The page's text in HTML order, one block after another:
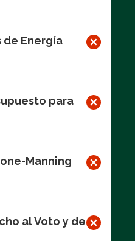
de Energía
para
Manning
al Voto y de